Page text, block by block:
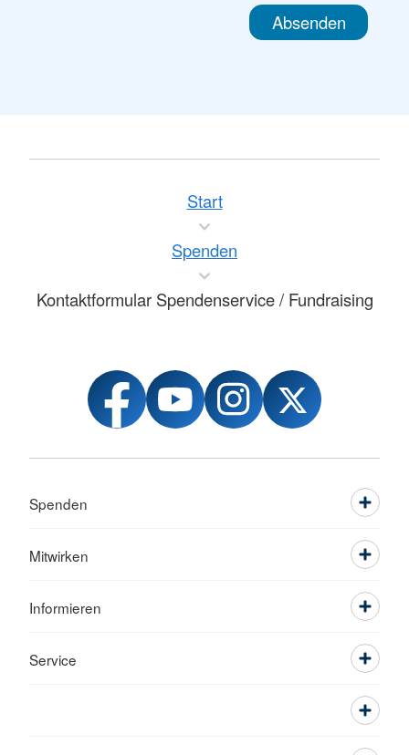
Start
Spenden
Kontaktformular Spendenservice / Fundraising
Spenden
Mitwirken
Informieren
Service